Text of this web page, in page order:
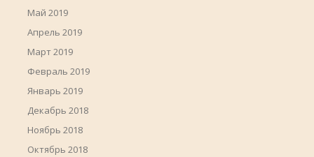
Май 2019
Апрель 2019
Март 2019
Февраль 2019
Январь 2019
Декабрь 2018
Ноябрь 2018
Октябрь 2018